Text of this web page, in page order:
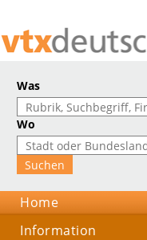
Was
Wo
Home
Information